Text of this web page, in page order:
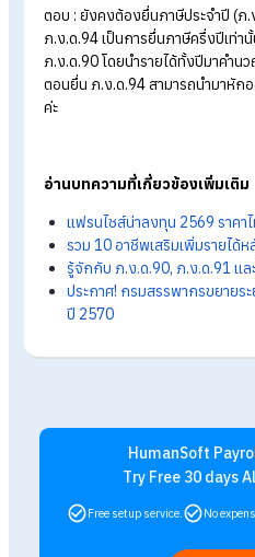
การขายของออนไลน์ไม่ว่าจะ
ที่ทางภาษีที่ควรให้ความสำคัญ
เป็นเงินได้ตามมาตรา 40(8)
ตามจริงหรือแบบเหมา 60%
ทำให้บริหารธุรกิจออนไลน์ได้อ
FAQ: คำถามที่พบบ่อ
ถาม : ขายของออนไลน์รา
ตอบ : หากมีรายได้จากการข
ถาม : ขายของออนไลน์ต้อง
การขายของออนไลน์ไ